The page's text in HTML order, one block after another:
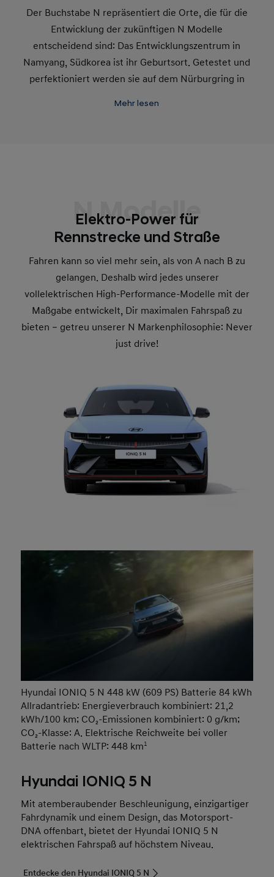
Der Buchstabe N repräsentiert die Orte, die für die
Entwicklung der zukünftigen N Modelle
entscheidend sind: Das Entwicklungszentrum in
Namyang, Südkorea ist ihr Geburtsort. Getestet und
perfektioniert werden sie auf dem Nürburgring in
Mehr lesen
N Modelle
Elektro-Power für
Rennstrecke und Straße
Fahren kann so viel mehr sein, als von A nach B zu
gelangen. Deshalb wird jedes unserer
vollelektrischen High-Performance-Modelle mit der
Maßgabe entwickelt, Dir maximalen Fahrspaß zu
bieten – getreu unserer N Markenphilosophie: Never
just drive!
Hyundai IONIQ 5 N 448 kW (609 PS) Batterie 84 kWh
Allradantrieb: Energieverbrauch kombiniert: 21,2
kWh/100 km; CO₂-Emissionen kombiniert: 0 g/km;
CO₂-Klasse: A. Elektrische Reichweite bei voller
Batterie nach WLTP: 448 km1
Hyundai IONIQ 5 N
Mit atemberaubender Beschleunigung, einzigartiger
Fahrdynamik und einem Design, das Motorsport-
DNA offenbart, bietet der Hyundai IONIQ 5 N
elektrischen Fahrspaß auf höchstem Niveau.
Entdecke den Hyundai IONIQ 5 N